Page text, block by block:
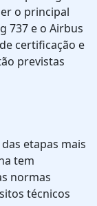
o principal
737 e o Airbus
certificação e
previstas
etapas mais
tem
normas
técnicos